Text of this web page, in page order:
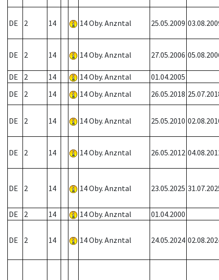
DE 2 14 14 Oby. Anzntal 25.05.2009
DE 2 14 14 Oby. Anzntal 27.05.2006
DE 2 14 14 Oby. Anzntal
01.04.2005
DE
2 14 14 Oby. Anzntal 26.05.2018
DE 2 14 14 Oby. Anzntal 25.05.2010
DE 2 14 14 Oby. Anzntal 26.05.2012
DE 2 14 14 Oby. Anzntal 23.05.2025
DE 2 14 14 Oby. Anzntal 01.04.2000
DE 2 14 14 Oby. Anzntal 24.05.2024